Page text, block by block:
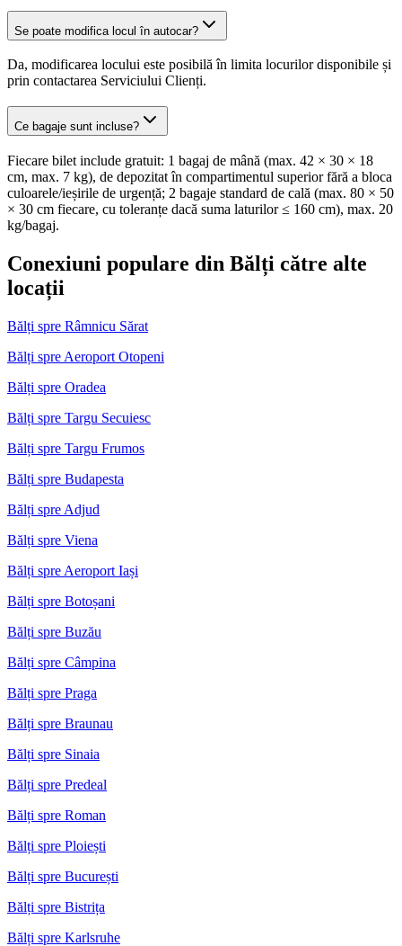
Se poate modifica locul în autocar?
Da, modificarea locului este posibilă în limita locurilor disponibile și
prin contactarea Serviciului Clienți.
Ce bagaje sunt incluse?
Fiecare bilet include gratuit: 1 bagaj de mână (max. 42 × 30 × 18
cm, max. 7 kg), de depozitat în compartimentul superior fără a bloca
culoarele/ieșirile de urgență; 2 bagaje standard de cală (max. 80 × 50
× 30 cm fiecare, cu toleranțe dacă suma laturilor ≤ 160 cm), max. 20
kg/bagaj.
Conexiuni populare din Bălți către alte
locații
Bălți spre Râmnicu Sărat
Bălți spre Aeroport Otopeni
Bălți spre Oradea
Bălți spre Targu Secuiesc
Bălți spre Targu Frumos
Bălți spre Budapesta
Bălți spre Adjud
Bălți spre Viena
Bălți spre Aeroport Iași
Bălți spre Botoșani
Bălți spre Buzău
Bălți spre Câmpina
Bălți spre Praga
Bălți spre Braunau
Bălți spre Sinaia
Bălți spre Predeal
Bălți spre Roman
Bălți spre Ploiești
Bălți spre București
Bălți spre Bistrița
Bălți spre Karlsruhe